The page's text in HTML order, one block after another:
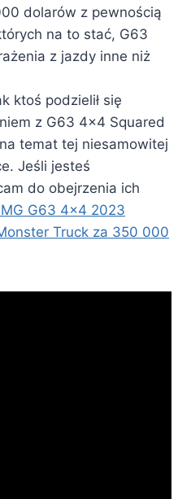
dolarów z pewnością
na to stać, G63
z jazdy inne niż
ktoś podzielił się
z G63 4×4 Squared
temat tej niesamowitej
Jeśli jesteś
do obejrzenia ich
G63 4×4 2023
Truck za 350 000